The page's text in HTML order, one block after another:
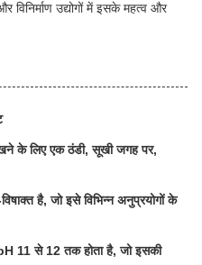
विनिर्माण उद्योगों में इसके महत्व और
के लिए एक ठंडी, सूखी जगह पर,
है, जो इसे विभिन्न अनुप्रयोगों के
11 से 12 तक होता है, जो इसकी